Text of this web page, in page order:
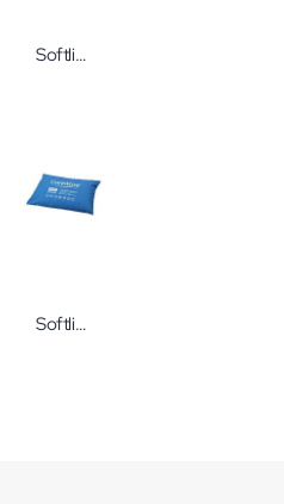
Softline Viscolux Sitzkissen mit Air-Mesh-Bezug in vielen verschiedenen Größen
Softline CareWave® Universalkissen XL Universalkissen